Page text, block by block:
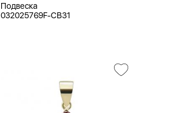
Подвеска
032025769F-CB31